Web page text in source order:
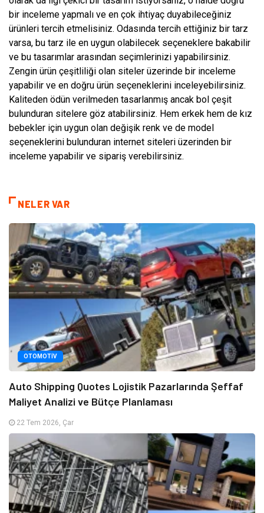
bir inceleme yapmalı ve en çok ihtiyaç duyabileceğiniz
ürünleri tercih etmelisiniz. Odasında tercih ettiğiniz bir tarz
varsa, bu tarz ile en uygun olabilecek seçeneklere bakabilir
ve bu tasarımlar arasından seçimlerinizi yapabilirsiniz.
Zengin ürün çeşitliliği olan siteler üzerinde bir inceleme
yapabilir ve en doğru ürün seçeneklerini inceleyebilirsiniz.
Kaliteden ödün verilmeden tasarlanmış ancak bol çeşit
bulunduran sitelere göz atabilirsiniz. Hem erkek hem de kız
bebekler için uygun olan değişik renk ve de model
seçeneklerini bulunduran internet siteleri üzerinden bir
inceleme yapabilir ve sipariş verebilirsiniz.
NELER VAR
OTOMOTIV
Auto Shipping Quotes Lojistik Pazarlarında Şeffaf
Maliyet Analizi ve Bütçe Planlaması
22 Tem 2026, Çar